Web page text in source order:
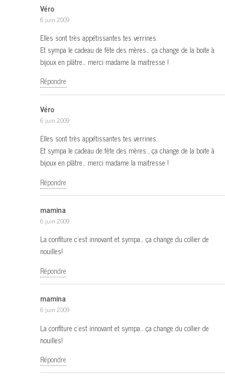
Véro
6 juin 2009
Elles sont très appétissantes tes verrines.
Et sympa le cadeau de fête des mères… ça change de la boite à
bijoux en plâtre… merci madame la maitresse !
Répondre
Véro
6 juin 2009
Elles sont très appétissantes tes verrines.
Et sympa le cadeau de fête des mères… ça change de la boite à
bijoux en plâtre… merci madame la maitresse !
Répondre
mamina
6 juin 2009
La confiture c’est innovant et sympa… ça change du collier de
nouilles!
Répondre
mamina
6 juin 2009
La confiture c’est innovant et sympa… ça change du collier de
nouilles!
Répondre